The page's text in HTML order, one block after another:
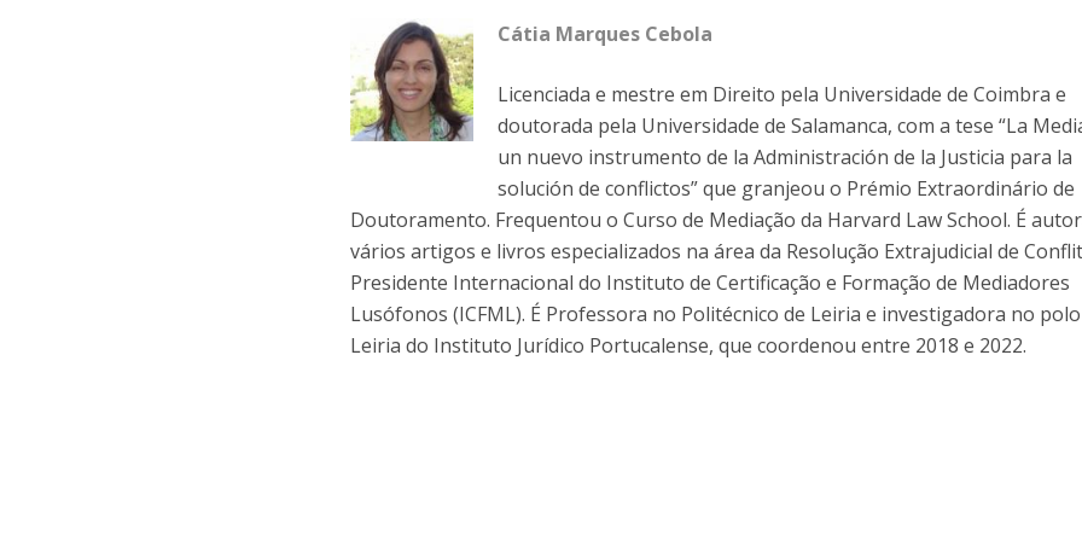
Cátia Marques Cebola
Licenciada e mestre em Direito pela Universidade de Coimbra e
doutorada pela Universidade de Salamanca, com a tese “La
un nuevo instrumento de la Administración de la Justicia para la
solución de conflictos” que granjeou o Prémio Extraordinário de
Doutoramento. Frequentou o Curso de Mediação da Harvard Law School. É
vários artigos e livros especializados na área da Resolução Extrajudicial de
Presidente Internacional do Instituto de Certificação e Formação de Mediadores
Lusófonos (ICFML). É Professora no Politécnico de Leiria e investigadora no
Leiria do Instituto Jurídico Portucalense, que coordenou entre 2018 e 2022.